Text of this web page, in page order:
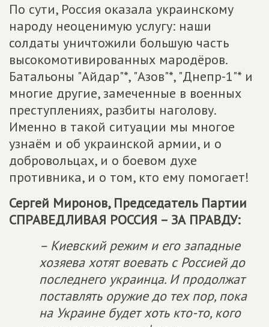
По сути, Россия оказала украинскому
народу неоценимую услугу: наши
солдаты уничтожили большую часть
высокомотивированных мародёров.
Батальоны "Айдар"*, "Азов"*, "Днепр-1"* и
многие другие, замеченные в военных
преступлениях, разбиты наголову.
Именно в такой ситуации мы многое
узнаём и об украинской армии, и о
добровольцах, и о боевом духе
противника, и о том, кто ему помогает!
Сергей Миронов, Председатель Партии
СПРАВЕДЛИВАЯ РОССИЯ – ЗА ПРАВДУ:
– Киевский режим и его западные
хозяева хотят воевать с Россией до
последнего украинца. И продолжат
поставлять оружие до тех пор, пока
на Украине будет хоть кто-то, кого